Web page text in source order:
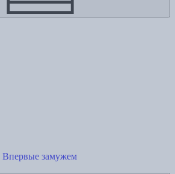
Впервые замужем